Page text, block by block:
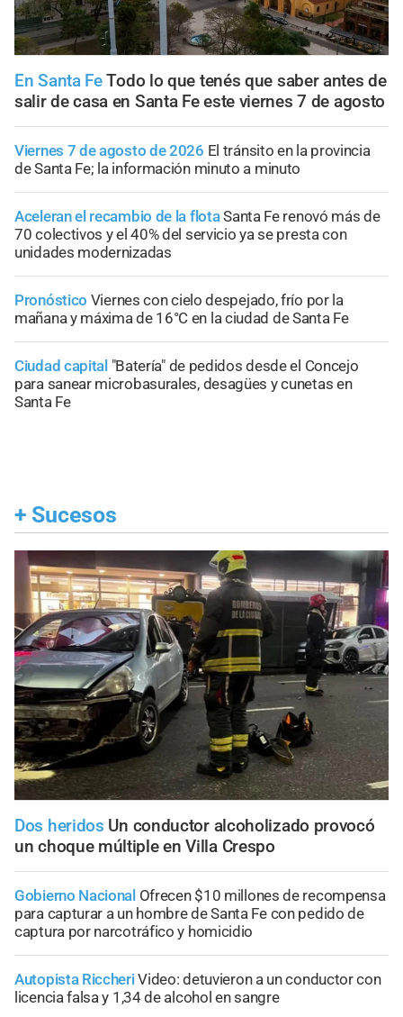
En Santa FeTodo lo que tenés que saber antes de
salir de casa en Santa Fe este viernes 7 de agosto
Viernes 7 de agosto de 2026 El tránsito en la provincia
de Santa Fe; la información minuto a minuto
Aceleran el recambio de la flotaSanta Fe renovó más de
70 colectivos y el 40% del servicio ya se presta con
unidades modernizadas
Pronóstico Viernes con cielo despejado, frío por la
mañana y máxima de 16°C en la ciudad de Santa Fe
Ciudad capital "Batería" de pedidos desde el Concejo
para sanear microbasurales, desagües y cunetas en
Santa Fe
+ Sucesos
Dos heridos Un conductor alcoholizado provocó
un choque múltiple en Villa Crespo
Gobierno Nacional Ofrecen $10 millones de recompensa
para capturar a un hombre de Santa Fe con pedido de
captura por narcotráfico y homicidio
Autopista RiccheriVideo: detuvieron a un conductor con
licencia falsa y 1,34 de alcohol en sangre